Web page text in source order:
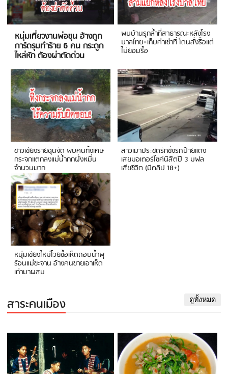
หนุ่มเที่ยวงานพ่อขุน อ้างถูก
การ์ดรุมทำร้าย 6 คน กระดูก
ไหล่หัก ต้องผ่าตัดด่วน
พบบ้านรุกล้ำที่สาธารณะหลังโรง
บาลไทย+เก็บค่าเช่าที่ โดนสั่งรื้อแต่
ไม่ยอมรื้อ
ชาวเชียงรายฉุนจัด พบคนทิ้งเศษ
กระจกแตกลงแม่น้ำกกฝั่งหมิ่น
จำนวนมาก
สาวเมาประชดรักซิ่งรถป้ายแดง
เสยมอเตอร์ไซค์นิสิตปี 3 มฟล
เสียชีวิต (มีคลิป 18+)
หนุ่มเชียงใหม่โวยซื้อเห็ดถอบน้ำพุ
ร้อนแม่ขะจาน อ้างคนขายเอาเห็ด
เก่ามาผสม
สาระคนเมือง ดูทั้งหมด